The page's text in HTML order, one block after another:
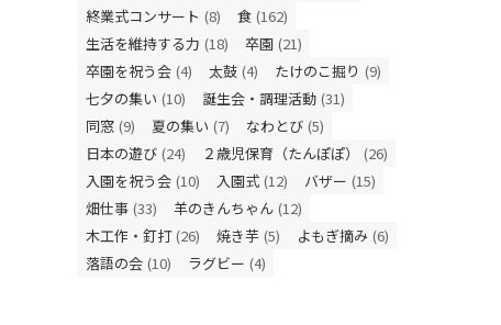
終業式コンサート (8) 食 (162)
生活を維持する力 (18) 卒園 (21)
卒園を祝う会 (4) 太鼓 (4) たけのこ掘り (9)
七夕の集い (10) 誕生会・調理活動 (31)
同窓 (9) 夏の集い (7) なわとび (5)
日本の遊び (24) ２歳児保育（たんぽぽ）
(26)
入園を祝う会 (10) 入園式 (12) バザー (15)
畑仕事 (33) 羊のきんちゃん (12)
木工作・釘打 (26) 焼き芋 (5) よもぎ摘み (6)
落語の会 (10) ラグビー (4)